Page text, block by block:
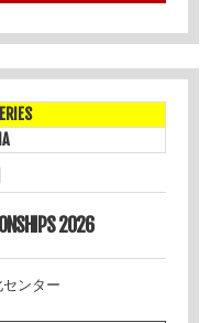
2026
ンター